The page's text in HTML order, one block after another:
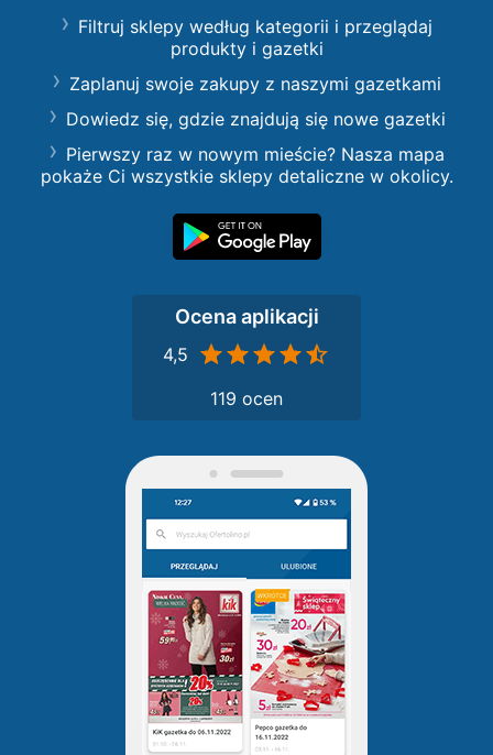
Filtruj sklepy według kategorii i przeglądaj
produkty i gazetki
Zaplanuj swoje zakupy z naszymi gazetkami
Dowiedz się, gdzie znajdują się nowe gazetki
Pierwszy raz w nowym mieście? Nasza mapa
pokaże Ci wszystkie sklepy detaliczne w okolicy.
Ocena aplikacji
4,5
119 ocen